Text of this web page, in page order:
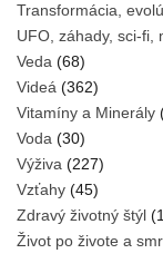
Transformácia,
UFO, záhady, sci-fi,
Veda (68)
Videá (362)
Vitamíny a Minerály
Voda (30)
Výživa (227)
Vzťahy (45)
Zdravý životný štýl
Život po živote a